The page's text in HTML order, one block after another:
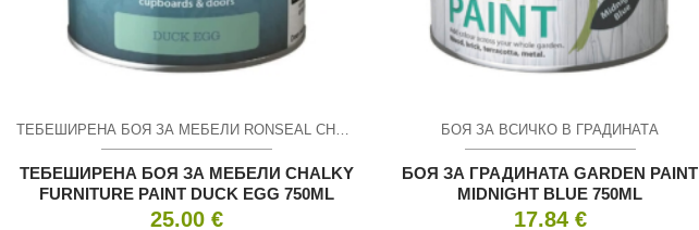
ТЕБЕШИРЕНА БОЯ ЗА МЕБЕЛИ RONSEAL CHALKY FURNITURE PAINT
ТЕБЕШИРЕНА БОЯ ЗА МЕБЕЛИ CHALKY
FURNITURE PAINT DUCK EGG 750ML
25.00€
БОЯ ЗА ВСИЧКО В ГРАДИНАТА
БОЯ ЗА ГРАДИНАТА GARDEN PAINT
MIDNIGHT BLUE 750ML
17.84 €